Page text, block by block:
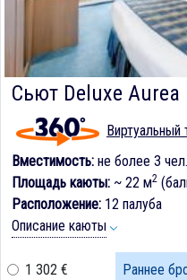
Сьют Deluxe Aurea
Виртуальный
Вместимость: не более 3 чел.
Площадь каюты: ~ 22 м2
Расположение: 12 палуба
Описание каюты
1 302 € Раннее